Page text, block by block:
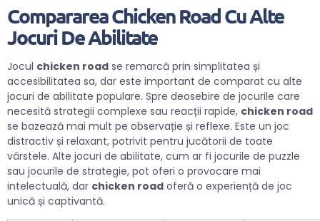
Compararea Chicken Road Cu Alte
Jocuri De Abilitate
Jocul chicken road se remarcă prin simplitatea și
accesibilitatea sa, dar este important de comparat cu alte
jocuri de abilitate populare. Spre deosebire de jocurile care
necesită strategii complexe sau reacții rapide, chicken road
se bazează mai mult pe observație și reflexe. Este un joc
distractiv și relaxant, potrivit pentru jucătorii de toate
vârstele. Alte jocuri de abilitate, cum ar fi jocurile de puzzle
sau jocurile de strategie, pot oferi o provocare mai
intelectuală, dar chicken road oferă o experiență de joc
unică și captivantă.